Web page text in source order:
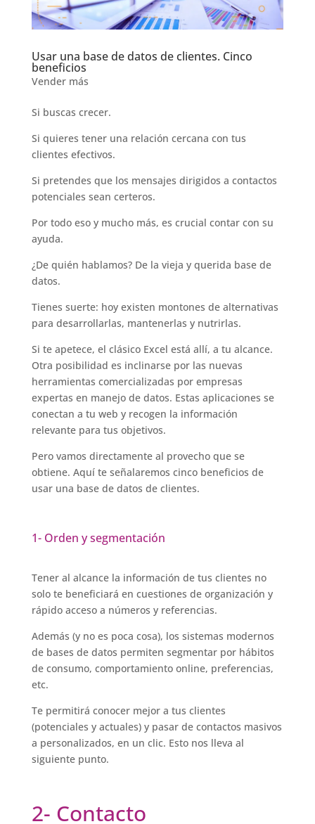
Usar una base de datos de clientes. Cinco
beneficios
Vender más
Si buscas crecer.
Si quieres tener una relación cercana con tus
clientes efectivos.
Si pretendes que los mensajes dirigidos a contactos
potenciales sean certeros.
Por todo eso y mucho más, es crucial contar con su
ayuda.
¿De quién hablamos? De la vieja y querida base de
datos.
Tienes suerte: hoy existen montones de alternativas
para desarrollarlas, mantenerlas y nutrirlas.
Si te apetece, el clásico Excel está allí, a tu alcance.
Otra posibilidad es inclinarse por las nuevas
herramientas comercializadas por empresas
expertas en manejo de datos. Estas aplicaciones se
conectan a tu web y recogen la información
relevante para tus objetivos.
Pero vamos directamente al provecho que se
obtiene. Aquí te señalaremos cinco beneficios de
usar una base de datos de clientes.
1- Orden y segmentación
Tener al alcance la información de tus clientes no
solo te beneficiará en cuestiones de organización y
rápido acceso a números y referencias.
Además (y no es poca cosa), los sistemas modernos
de bases de datos permiten segmentar por hábitos
de consumo, comportamiento online, preferencias,
etc.
Te permitirá conocer mejor a tus clientes
(potenciales y actuales) y pasar de contactos masivos
a personalizados, en un clic. Esto nos lleva al
siguiente punto.
2- Contacto